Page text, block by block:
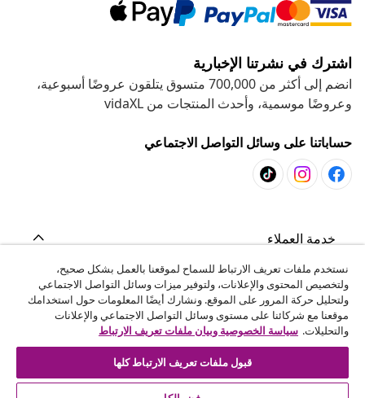
اشترك في نشرتنا الإخبارية
انضم إلى أكثر من 700,000 متسوق يتلقون عروضًا أسبوعية،
وعروضًا موسمية، وأحدث المنتجات من vidaXL
حساباتنا على وسائل التواصل الاجتماعي
خدمة العملاء
المشاريع
vidaXL
اكتشف المزيد
نستخدم ملفات تعريف الارتباط للسماح لموقعنا بالعمل بشكل صحيح،
ولتخصيص المحتوى والإعلانات، ولتوفير ميزات وسائل التواصل الاجتماعي
ولتحليل حركة المرور على الموقع. ونشارك أيضًا المعلومات حول استخدامك
موقعنا مع شركائنا على مستوى وسائل التواصل الاجتماعي والإعلانات
والتحليلات. سياسة الخصوصية وبيان ملفات تعريف الارتباط
قبول ملفات تعريف الارتباط كلها